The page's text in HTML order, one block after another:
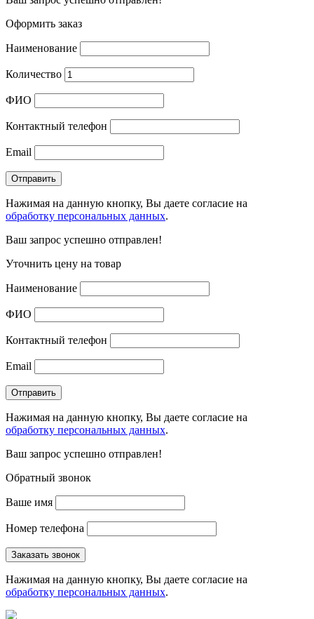
Оформить заказ
Наименование
Количество
ФИО
Контактный телефон
Email
Нажимая на данную кнопку, Вы даете согласие на
обработку персональных данных.
Ваш запрос успешно отправлен!
Уточнить цену на товар
Наименование
ФИО
Контактный телефон
Email
Нажимая на данную кнопку, Вы даете согласие на
обработку персональных данных.
Ваш запрос успешно отправлен!
Обратный звонок
Ваше имя
Номер телефона
Нажимая на данную кнопку, Вы даете согласие на
обработку персональных данных.